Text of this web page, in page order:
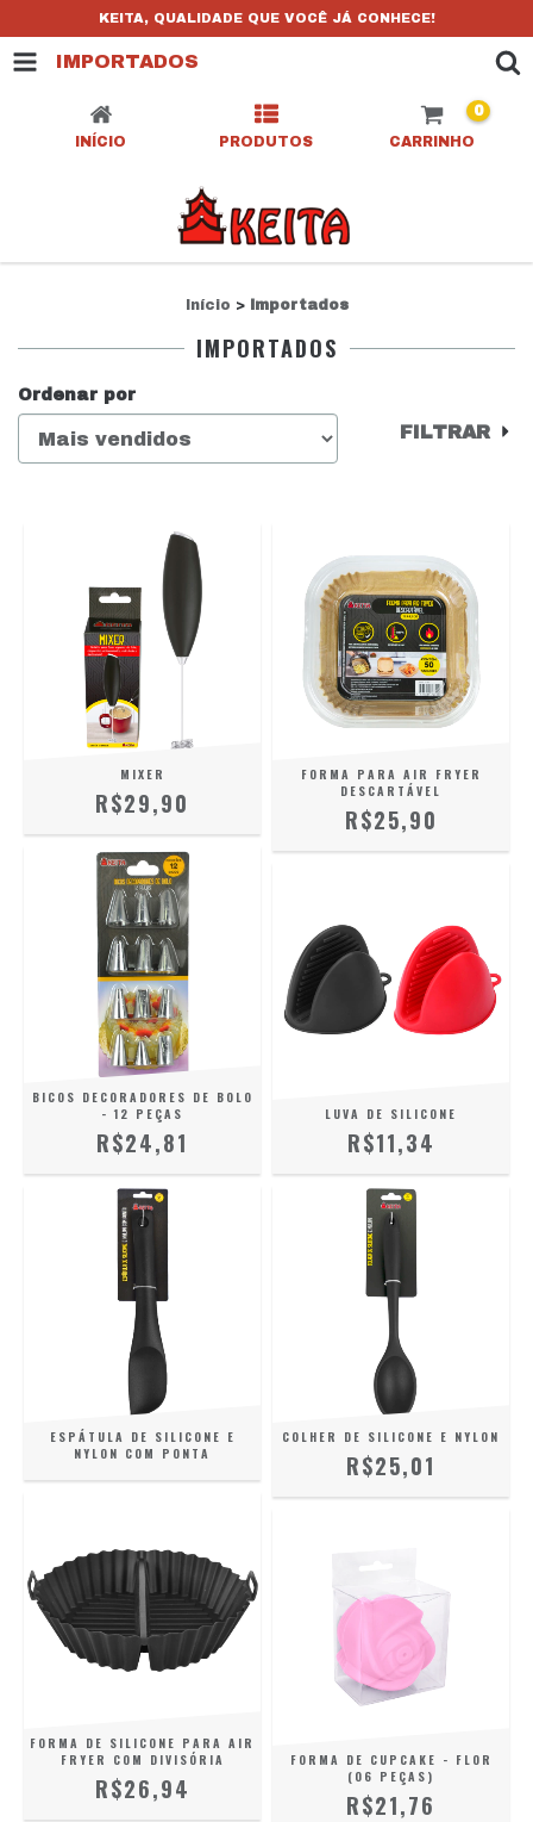
KEITA, QUALIDADE QUE VOCÊ JÁ CONHECE!
IMPORTADOS
INÍCIO PRODUTOS CARRINHO
0
Início > Importados
IMPORTADOS
Ordenar por
FILTRAR
MIXER
R$29,90
FORMA PARA AIR FRYER
DESCARTÁVEL
R$25,90
BICOS DECORADORES DE BOLO
- 12 PEÇAS
R$24,81
LUVA DE SILICONE
R$11,34
ESPÁTULA DE SILICONE E
NYLON COM PONTA
COLHER DE SILICONE E NYLON
R$25,01
FORMA DE SILICONE PARA AIR
FRYER COM DIVISÓRIA
R$26,94
FORMA DE CUPCAKE - FLOR
(06 PEÇAS)
R$21,76